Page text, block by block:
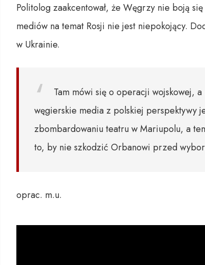
Politolog zaakcentował, że Węgrzy nie boją
mediów na temat Rosji nie jest niepokojący.
w Ukrainie.
Tam mówi się o operacji wojskowej,
węgierskie media z polskiej perspektywy
zbombardowaniu teatru w Mariupolu, a
to, by nie szkodzić Orbanowi przed
oprac. m.u.